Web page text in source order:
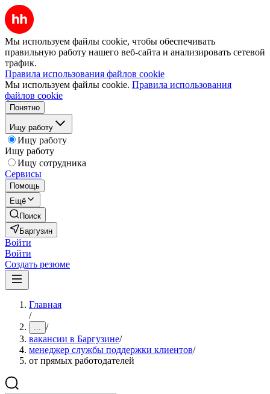
Мы используем файлы cookie, чтобы обеспечивать
правильную работу нашего веб-сайта и анализировать сетевой
трафик.
Правила использования файлов cookie
Мы используем файлы cookie. Правила использования
файлов cookie
Понятно
Ищу работу
Ищу работу
Ищу работу
Ищу сотрудника
Сервисы
Помощь
Ещё
Поиск
Баргузин
Войти
Войти
Создать резюме
Главная
/
... /
вакансии в Баргузине/
менеджер службы поддержки клиентов/
от прямых работодателей